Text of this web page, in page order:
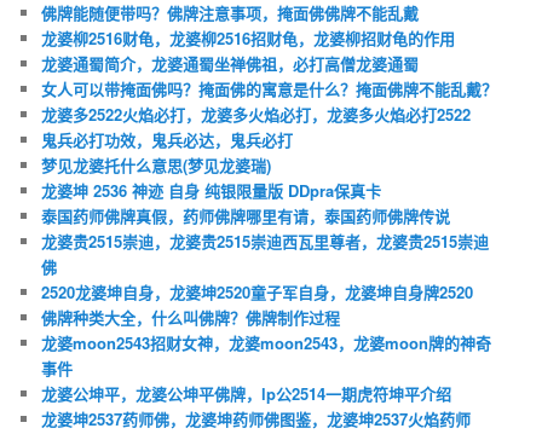
佛牌能随便带吗？佛牌注意事项，掩面佛佛牌不能乱戴
龙婆柳2516财龟，龙婆柳2516招财龟，龙婆柳招财龟的作用
龙婆通蜀简介，龙婆通蜀坐禅佛祖，必打高僧龙婆通蜀
女人可以带掩面佛吗？掩面佛的寓意是什么？掩面佛牌不能乱戴？
龙婆多2522火焰必打，龙婆多火焰必打，龙婆多火焰必打2522
鬼兵必打功效，鬼兵必达，鬼兵必打
梦见龙婆托什么意思(梦见龙婆瑞)
龙婆坤 2536 神迹 自身 纯银限量版 DDpra保真卡
泰国药师佛牌真假，药师佛牌哪里有请，泰国药师佛牌传说
龙婆贵2515崇迪，龙婆贵2515崇迪西瓦里尊者，龙婆贵2515崇迪
佛
2520龙婆坤自身，龙婆坤2520童子军自身，龙婆坤自身牌2520
佛牌种类大全，什么叫佛牌？佛牌制作过程
龙婆moon2543招财女神，龙婆moon2543，龙婆moon牌的神奇
事件
龙婆公坤平，龙婆公坤平佛牌，lp公2514一期虎符坤平介绍
龙婆坤2537药师佛，龙婆坤药师佛图鉴，龙婆坤2537火焰药师